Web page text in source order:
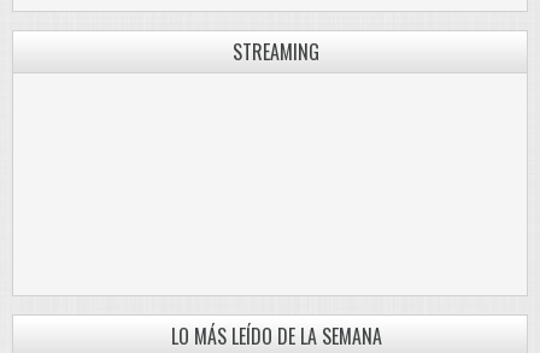
STREAMING
LO MÁS LEÍDO DE LA SEMANA